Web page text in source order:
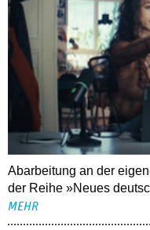
Abarbeitung an der
der Reihe »Neues
MEHR